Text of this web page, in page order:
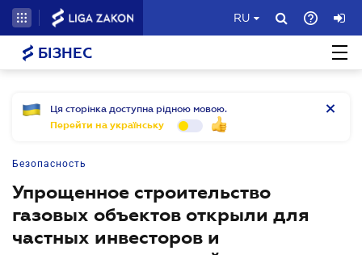
RU
БІЗНЕС
Ця сторінка доступна рідною мовою.
Перейти на українську
Безопасность
Упрощенное строительство
газовых объектов открыли для
частных инвесторов и